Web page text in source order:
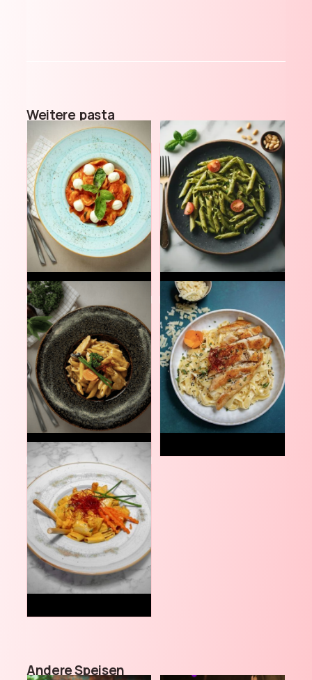
Weitere pasta
€ 11.9 € 10.9
€ 11.9 € 12.9
€ 13.9
Andere Speisen